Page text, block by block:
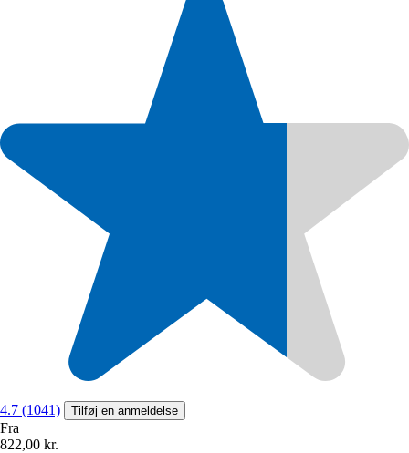
4.7 (1041) Tilføj en anmeldelse
Fra
822,00 kr.